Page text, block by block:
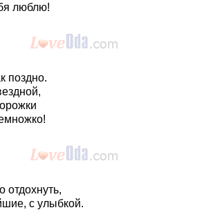
люблю!
поздно.
отдохнуть,
с улыбкой.